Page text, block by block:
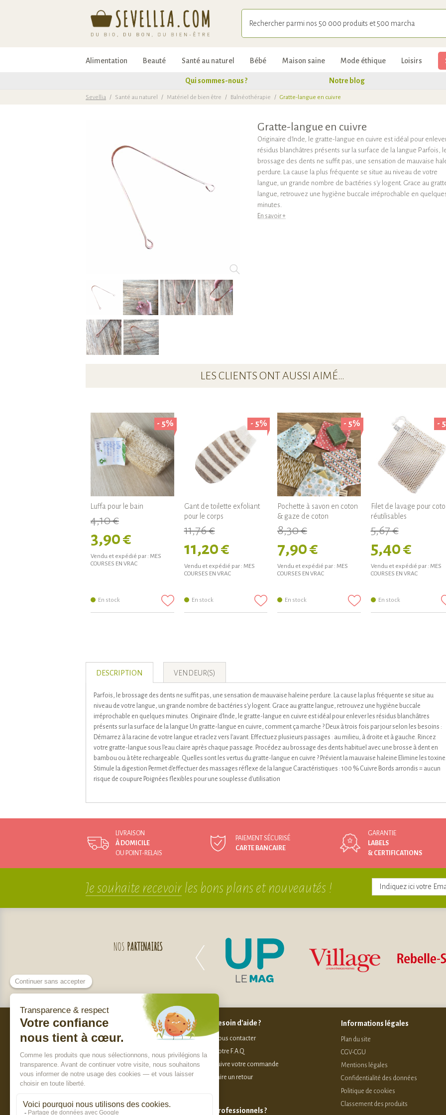
Alimentation Beauté Santé au naturel Bébé Maison saine Mode éthique Loisirs
Qui sommes-nous ? Notre blog
Sevellia / Santé au naturel / Matériel de bien être / Balnéothérapie / Gratte-langue en cuivre
Gratte-langue en cuivre
Originaire d'Inde, le gratte-langue en cuivre est idéal pour
résidus blanchâtres présents sur la surface de la langue Parfois,
brossage des dents ne suffit pas, une sensation de mauvaise
perdure. La cause la plus fréquente se situe au niveau de votre
langue, un grande nombre de bactéries s'y logent. Grace au
langue, retrouvez une hygiène buccale irréprochable en
minutes.
En savoir +
LES CLIENTS ONT AUSSI AIMÉ…
- 5%
Luffa pour le bain
4,10 €
3,90 €
Vendu et expédié par : MES
COURSES EN VRAC
En stock
- 5%
Gant de toilette exfoliant
pour le corps
11,76 €
11,20 €
Vendu et expédié par : MES
COURSES EN VRAC
En stock
- 5%
Pochette à savon en coton
& gaze de coton
8,30 €
7,90 €
Vendu et expédié par : MES
COURSES EN VRAC
En stock
-
Filet de lavage pour
réutilisables
5,67 €
5,40 €
Vendu et expédié par : MES
COURSES EN VRAC
En stock
DESCRIPTION VENDEUR(S)
Parfois, le brossage des dents ne suffit pas, une sensation de mauvaise haleine perdure. La cause la plus fréquente se situe au
niveau de votre langue, un grande nombre de bactéries s'y logent. Grace au gratte langue, retrouvez une hygiène buccale
irréprochable en quelques minutes. Originaire d'Inde, le gratte-langue en cuivre est idéal pour enlever les résidus blanchâtres
présents sur la surface de la langue Un gratte-langue en cuivre, comment ça marche ? Deux à trois fois par jour selon les besoins :
Démarrez à la racine de votre langue et raclez vers l'avant. Effectuez plusieurs passages : au milieu, à droite et à gauche. Rincez
votre gratte-langue sous l'eau claire après chaque passage. Procédez au brossage des dents habituel avec une brosse à dent en
bambou ou à tête rechargeable. Quelles sont les vertus du gratte-langue en cuivre ? Prévient la mauvaise haleine Elimine les
Stimule la digestion Permet d'effectuer des massages réflexe de la langue Caractéristiques : 100 % Cuivre Bords arrondis = aucun
risque de coupure Poignées flexibles pour une souplesse d'utilisation
LIVRAISON
À DOMICILE
OU POINT-RELAIS
PAIEMENT SÉCURISÉ
CARTE BANCAIRE
GARANTIE
LABELS
& CERTIFICATIONS
Je souhaite recevoirles bons plans et nouveautés !
NOS PARTENAIRES
Nos engagements
Qui sommes-nous ?
Charte de sélection des produits
Nos labels
Paiement sécurisé
Besoin d'aide ?
Nous contacter
Notre F.A.Q
Suivre votre commande
Faire un retour
Professionnels ?
Informations légales
Plan du site
CGV-CGU
Mentions légales
Confidentialité des données
Politique de cookies
Classement des produits